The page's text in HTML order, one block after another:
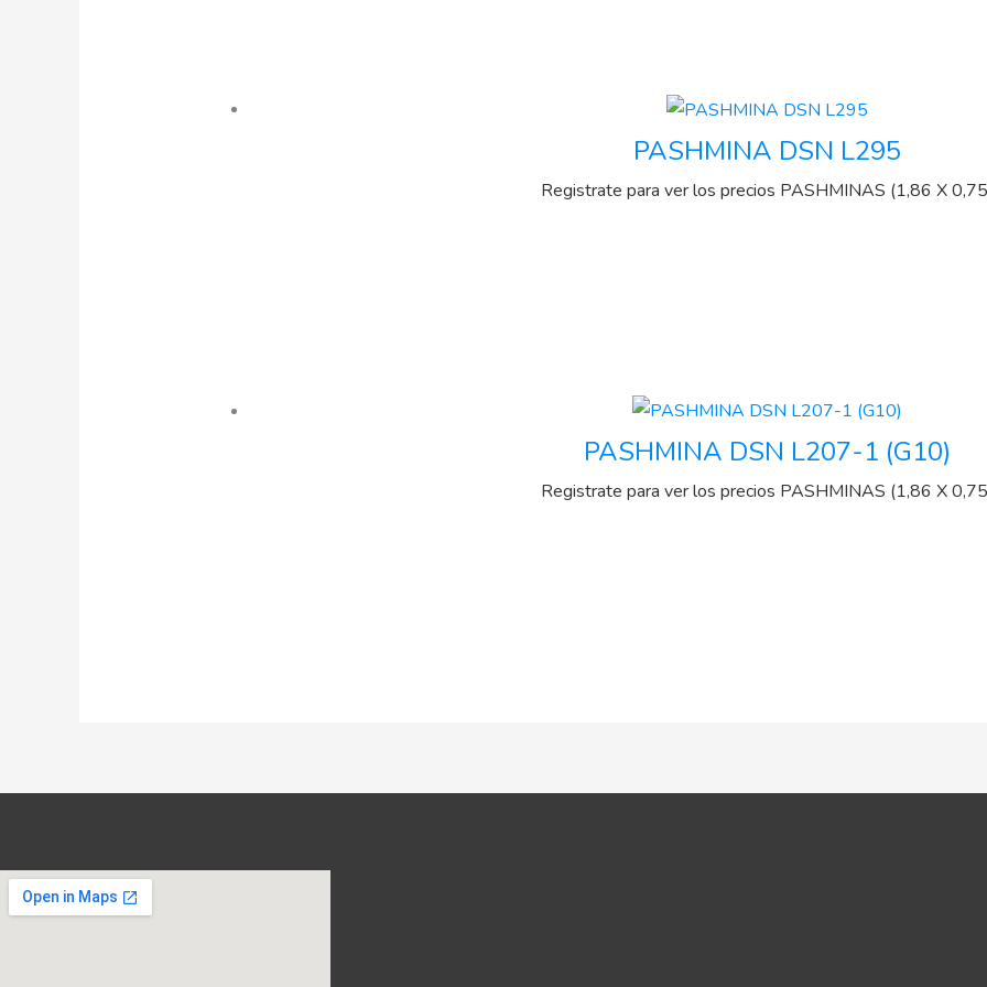
PASHMINA DSN L295
Registrate para ver los precios PASHMINAS (1,86 X
PASHMINA DSN L207-1 (G10)
Registrate para ver los precios PASHMINAS (1,86 X